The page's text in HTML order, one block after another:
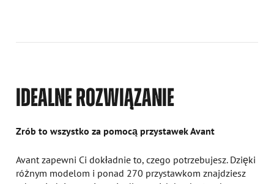
IDEALNE ROZWIĄZANIE
Zrób to wszystko za pomocą przystawek Avant
Avant zapewni Ci dokładnie to, czego potrzebujesz. Dzięki
różnym modelom i ponad 270 przystawkom znajdziesz